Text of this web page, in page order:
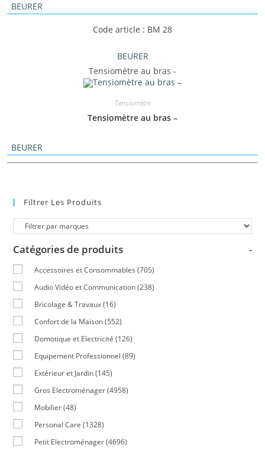
BEURER
Code article : BM 28
BEURER
Tensiomètre au bras -
Tensiomètre
Tensiomètre au bras –
BEURER
Filtrer Les Produits
Catégories de produits -
Accessoires et Consommables (705)
Audio Vidéo et Communication (238)
Bricolage & Travaux (16)
Confort de la Maison (552)
Domotique et Electricité (126)
Equipement Professionnel (89)
Extérieur et Jardin (145)
Gros Electroménager (4958)
Mobilier (48)
Personal Care (1328)
Petit Electroménager (4696)